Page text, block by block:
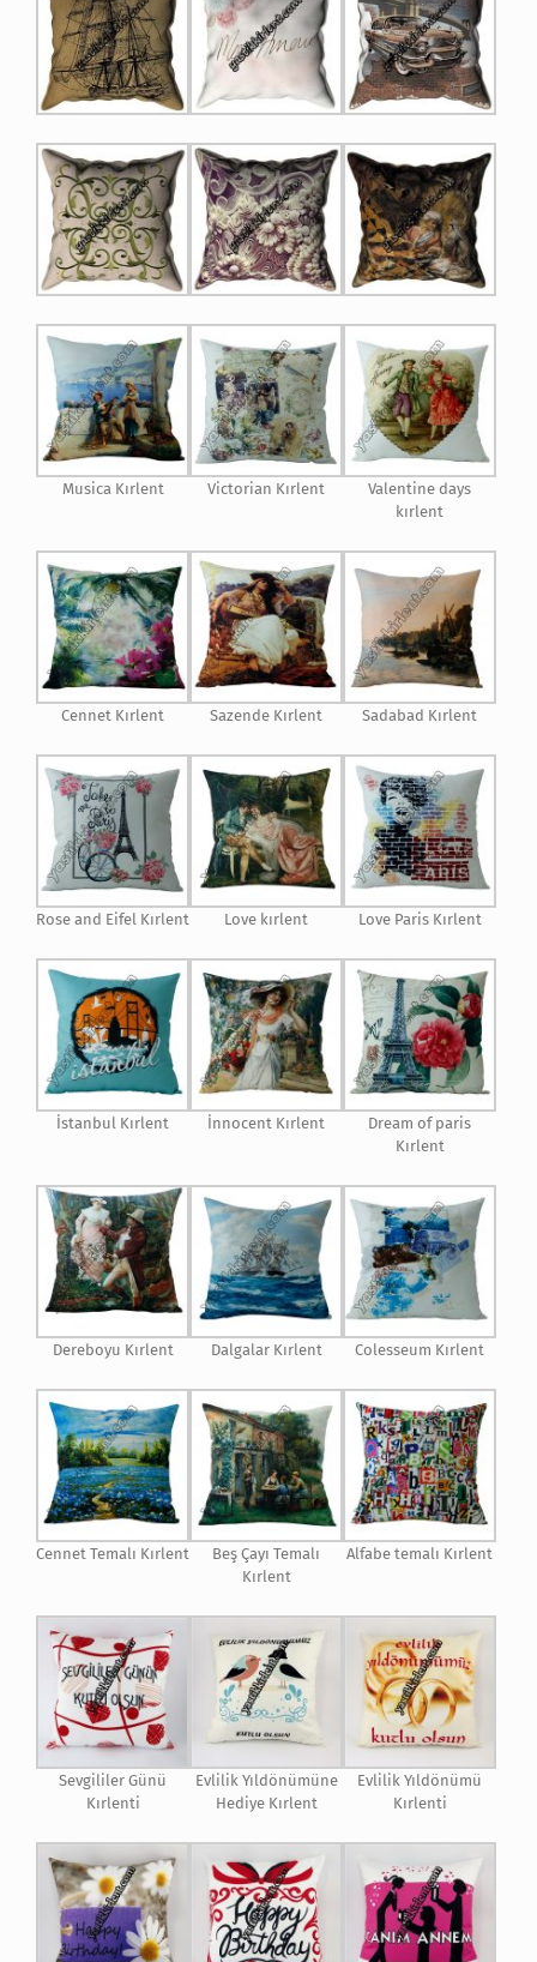
Musica Kırlent Victorian Kırlent
Valentine days
kırlent
Cennet Kırlent Sazende Kırlent Sadabad Kırlent
Rose and Eifel Kırlent Love kırlent Love Paris Kırlent
İstanbul Kırlent İnnocent Kırlent
Dream of paris
Kırlent
Dereboyu Kırlent Dalgalar Kırlent Colesseum Kırlent
Cennet Temalı Kırlent
Beş Çayı Temalı
Kırlent
Alfabe temalı Kırlent
Sevgililer Günü
Kırlenti
Evlilik Yıldönümüne
Hediye Kırlent
Evlilik Yıldönümü
Kırlenti